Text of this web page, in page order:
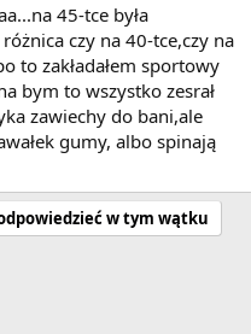
45-tce była
czy na 40-tce,czy na
to zakładałem sportowy
bym to wszystko zesrał
zawiechy do bani,ale
gumy, albo spinają
w tym wątku